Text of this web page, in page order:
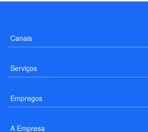
Canais
Serviços
Empregos
A Empresa